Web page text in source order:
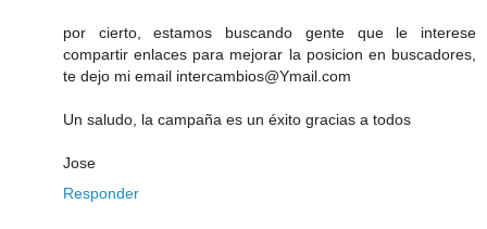
por cierto, estamos buscando gente que le interese
compartir enlaces para mejorar la posicion en buscadores,
te dejo mi email intercambios@Ymail.com
Un saludo, la campaña es un éxito gracias a todos
Jose
Responder